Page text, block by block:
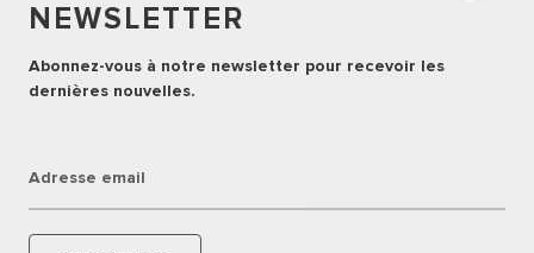
NEWSLETTER
Abonnez-vous à notre newsletter pour recevoir les
dernières nouvelles.
Adresse email